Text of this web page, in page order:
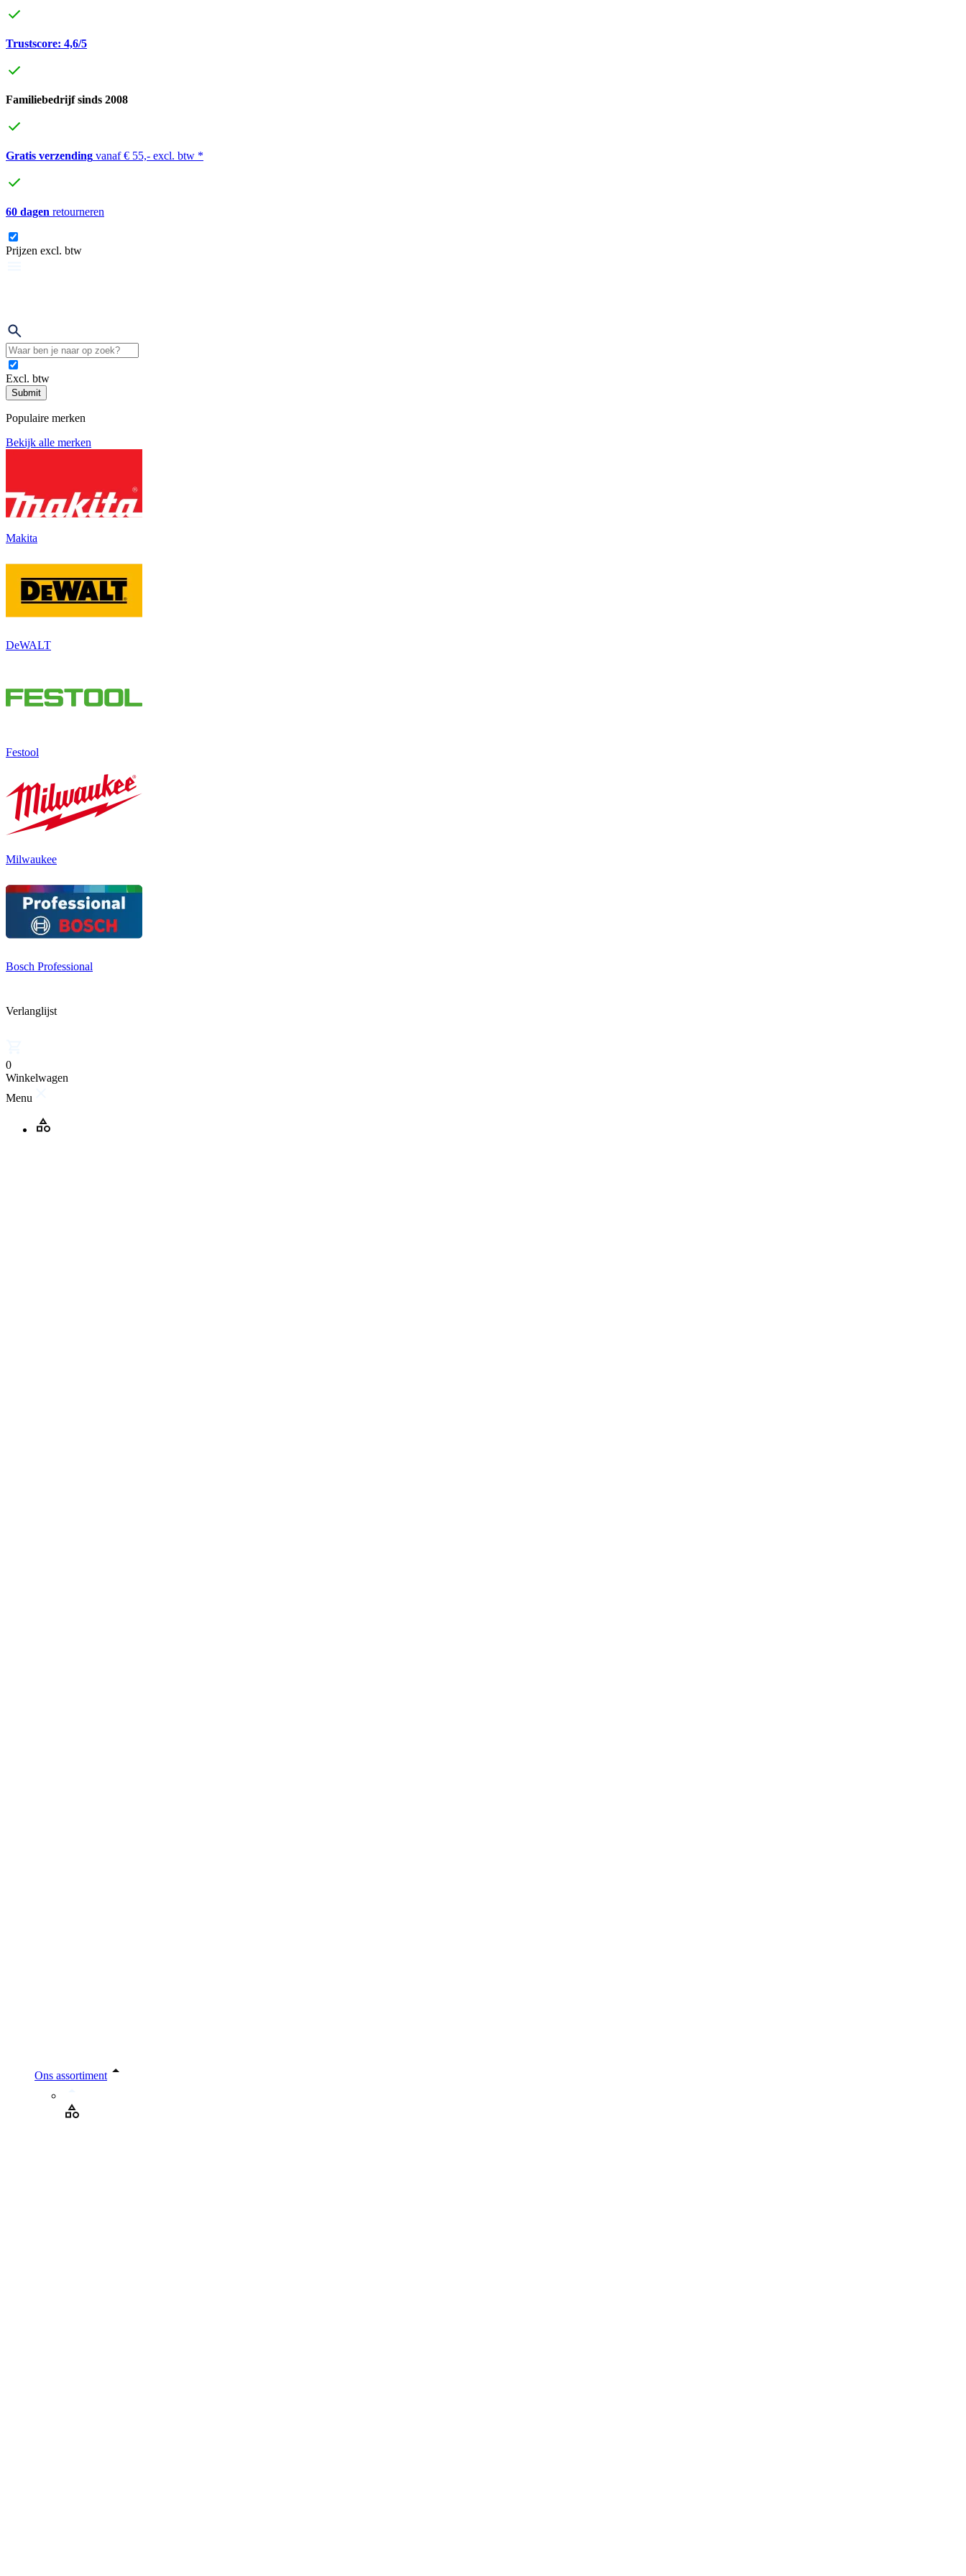
Trustscore: 4,6/5
Familiebedrijf sinds 2008
Gratis verzending vanaf € 55,- excl. btw *
60 dagen retourneren
Prijzen excl. btw
Excl. btw
Submit
Populaire merken
Bekijk alle merken
Makita
DeWALT
Festool
Milwaukee
Bosch Professional
Verlanglijst
0
Winkelwagen
Menu
Ons assortiment